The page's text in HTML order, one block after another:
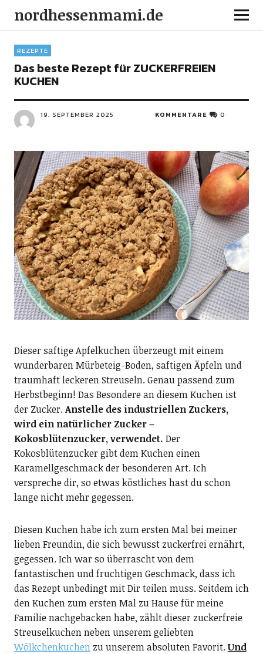
nordhessenmami.de
REZEPTE
Das beste Rezept für ZUCKERFREIEN
KUCHEN
19. SEPTEMBER 2025 KOMMENTARE 0
Dieser saftige Apfelkuchen überzeugt mit einem
wunderbaren Mürbeteig-Boden, saftigen Äpfeln und
traumhaft leckeren Streuseln. Genau passend zum
Herbstbeginn! Das Besondere an diesem Kuchen ist
der Zucker.Anstelle des industriellen Zuckers,
wird ein natürlicher Zucker –
Kokosblütenzucker, verwendet. Der
Kokosblütenzucker gibt dem Kuchen einen
Karamellgeschmack der besonderen Art. Ich
verspreche dir, so etwas köstliches hast du schon
lange nicht mehr gegessen.
Diesen Kuchen habe ich zum ersten Mal bei meiner
lieben Freundin, die sich bewusst zuckerfrei ernährt,
gegessen. Ich war so überrascht von dem
fantastischen und fruchtigen Geschmack, dass ich
das Rezept unbedingt mit Dir teilen muss. Seitdem ich
den Kuchen zum ersten Mal zu Hause für meine
Familie nachgebacken habe, zählt dieser zuckerfreie
Streuselkuchen neben unserem geliebten
Wölkchenkuchenzu unserem absoluten Favorit.Und